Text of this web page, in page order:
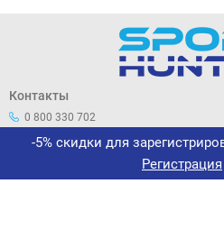
-5% скидки для
Регистрация
Контакты
0 800 330 702
044 33 44 305
office@sporthunter.com.ua